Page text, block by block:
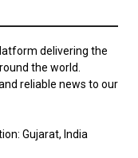
delivering the
the world.
reliable news to our
Gujarat, India